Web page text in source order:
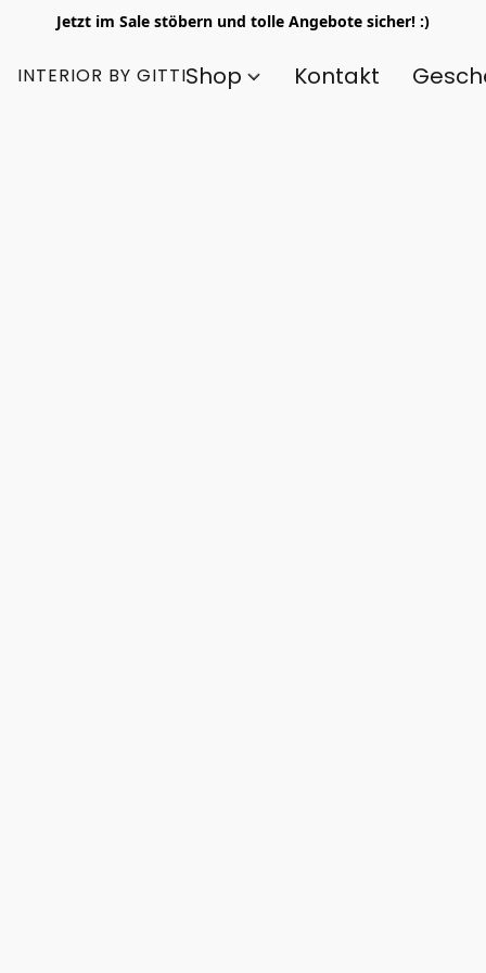
Jetzt im Sale stöbern und tolle Angebote sicher! :)
INTERIOR BY GITTIShop Kontakt